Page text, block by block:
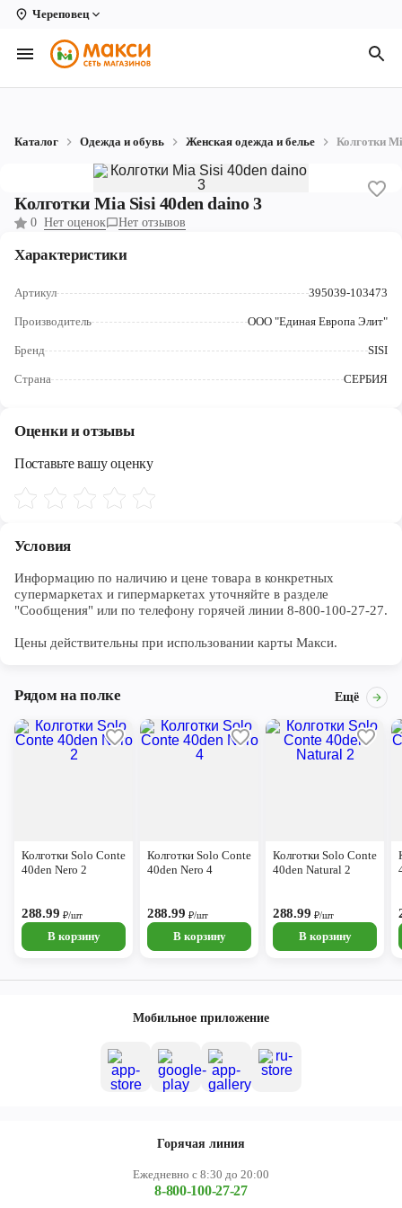
Череповец
Вологда
Архангельск
Коряжма
Котлас
Новодвинск
Северодвинск
Каталог Одежда и обувь Женская одежда и белье Колготки
Колготки Mia Sisi 40den daino 3
0 Нет оценок Нет отзывов
Характеристики
Артикул 395039-103473
Производитель ООО "Единая Европа Элит"
Бренд SISI
Страна СЕРБИЯ
Оценки и отзывы
Поставьте вашу оценку
Условия
Информацию по наличию и цене товара в конкретных
супермаркетах и гипермаркетах уточняйте в разделе
"Сообщения" или по телефону горячей линии 8-800-100-27-27.
Цены действительны при использовании карты Макси.
Рядом на полке Ещё
Колготки Solo Conte
40den Nero 2
288.99 ₽/шт
В корзину
Колготки Solo Conte
40den Nero 4
288.99 ₽/шт
В корзину
Колготки Solo Conte
40den Natural 2
288.99 ₽/шт
В корзину
Мобильное приложение
Горячая линия
Ежедневно с 8:30 до 20:00
8-800-100-27-27